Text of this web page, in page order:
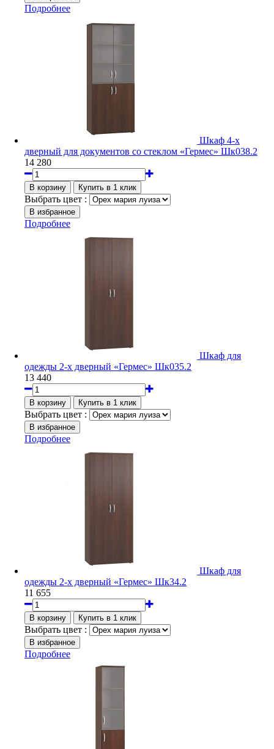
Подробнее
Шкаф 4-х
дверный для документов со стеклом «Гермес» Шк038.2
14 280
Выбрать цвет :
Подробнее
Шкаф для
одежды 2-х дверный «Гермес» Шк035.2
13 440
Выбрать цвет :
Подробнее
Шкаф для
одежды 2-х дверный «Гермес» Шк34.2
11 655
Выбрать цвет :
Подробнее